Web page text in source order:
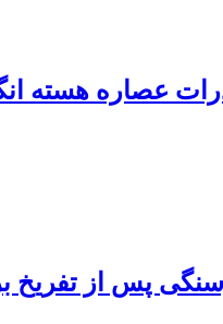
عصاره هسته
پس از تفریخ بر